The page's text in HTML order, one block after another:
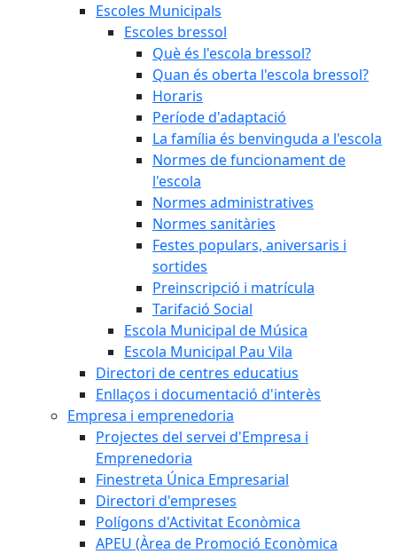
Escoles Municipals
Escoles bressol
Què és l'escola bressol?
Quan és oberta l'escola bressol?
Horaris
Període d'adaptació
La família és benvinguda a l'escola
Normes de funcionament de
l'escola
Normes administratives
Normes sanitàries
Festes populars, aniversaris i
sortides
Preinscripció i matrícula
Tarifació Social
Escola Municipal de Música
Escola Municipal Pau Vila
Directori de centres educatius
Enllaços i documentació d'interès
Empresa i emprenedoria
Projectes del servei d'Empresa i
Emprenedoria
Finestreta Única Empresarial
Directori d'empreses
Polígons d'Activitat Econòmica
APEU (Àrea de Promoció Econòmica